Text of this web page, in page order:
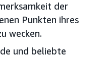
der
Punkten ihres
wecken.
und beliebte